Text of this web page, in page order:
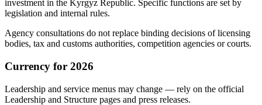
investment in the Kyrgyz Republic. Specific functions are set by
legislation and internal rules.
Agency consultations do not replace binding decisions of licensing
bodies, tax and customs authorities, competition agencies or courts.
Currency for 2026
Leadership and service menus may change — rely on the official
Leadership and Structure pages and press releases.